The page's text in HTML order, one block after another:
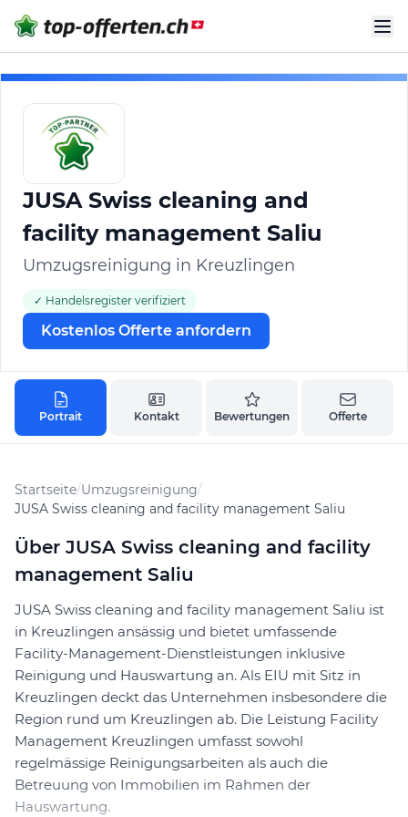
JUSA Swiss cleaning and
facility management Saliu
Umzugsreinigung in Kreuzlingen
✓ Handelsregister verifiziert
Kostenlos Offerte anfordern
Portrait Kontakt Bewertungen Offerte
Startseite/Umzugsreinigung/
JUSA Swiss cleaning and facility management Saliu
Über JUSA Swiss cleaning and facility
management Saliu
JUSA Swiss cleaning and facility management Saliu ist
in Kreuzlingen ansässig und bietet umfassende
Facility-Management-Dienstleistungen inklusive
Reinigung und Hauswartung an. Als EIU mit Sitz in
Kreuzlingen deckt das Unternehmen insbesondere die
Region rund um Kreuzlingen ab. Die Leistung Facility
Management Kreuzlingen umfasst sowohl
regelmässige Reinigungsarbeiten als auch die
Betreuung von Immobilien im Rahmen der
Hauswartung.